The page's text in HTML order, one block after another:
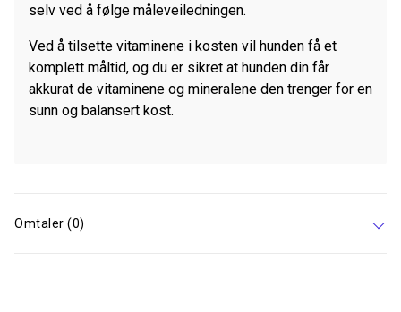
selv ved å følge måleveiledningen.
Ved å tilsette vitaminene i kosten vil hunden få et
komplett måltid, og du er sikret at hunden din får
akkurat de vitaminene og mineralene den trenger for en
sunn og balansert kost.
Omtaler (0)